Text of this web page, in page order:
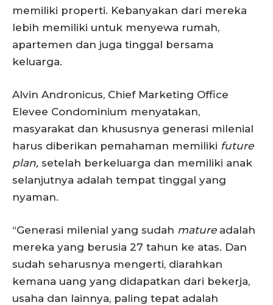
memiliki properti. Kebanyakan dari mereka
lebih memiliki untuk menyewa rumah,
apartemen dan juga tinggal bersama
keluarga.
Alvin Andronicus, Chief Marketing Office
Elevee Condominium menyatakan,
masyarakat dan khususnya generasi milenial
harus diberikan pemahaman memiliki future
plan, setelah berkeluarga dan memiliki anak
selanjutnya adalah tempat tinggal yang
nyaman.
“Generasi milenial yang sudah mature adalah
mereka yang berusia 27 tahun ke atas. Dan
sudah seharusnya mengerti, diarahkan
kemana uang yang didapatkan dari bekerja,
usaha dan lainnya, paling tepat adalah